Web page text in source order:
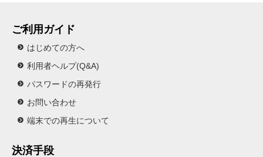
ご利用ガイド
はじめての方へ
利用者ヘルプ(Q&A)
パスワードの再発行
お問い合わせ
端末での再生について
決済手段